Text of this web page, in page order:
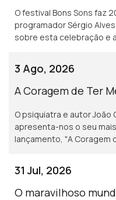
O festival Bons Sons faz
programador Sérgio
sobre esta celebração e
3 Ago, 2026
A Coragem de Ter
O psiquiatra e autor João
apresenta-nos o seu
lançamento, "A Coragem
31 Jul, 2026
O maravilhoso